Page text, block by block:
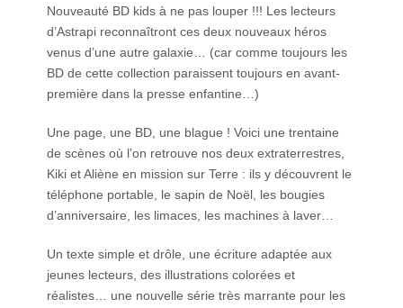
Nouveauté BD kids à ne pas louper !!! Les lecteurs
d’Astrapi reconnaîtront ces deux nouveaux héros
venus d’une autre galaxie… (car comme toujours les
BD de cette collection paraissent toujours en avant-
première dans la presse enfantine…)
Une page, une BD, une blague ! Voici une trentaine
de scènes où l’on retrouve nos deux extraterrestres,
Kiki et Aliène en mission sur Terre : ils y découvrent le
téléphone portable, le sapin de Noël, les bougies
d’anniversaire, les limaces, les machines à laver…
Un texte simple et drôle, une écriture adaptée aux
jeunes lecteurs, des illustrations colorées et
réalistes… une nouvelle série très marrante pour les